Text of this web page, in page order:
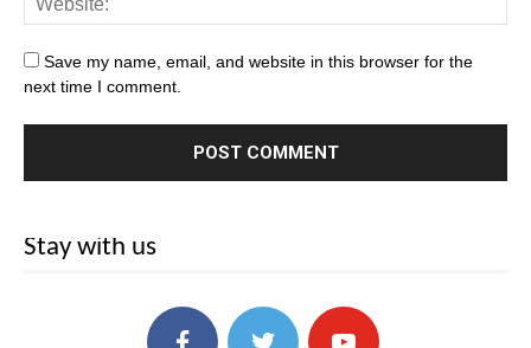
Save my name, email, and website in this browser for the
next time I comment.
Stay with us